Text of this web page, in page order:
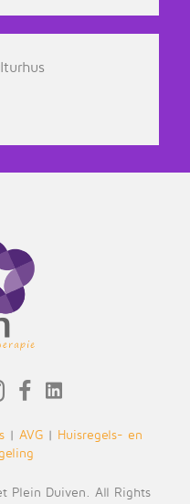
| AVG | Huisregels- en
Plein Duiven. All Rights